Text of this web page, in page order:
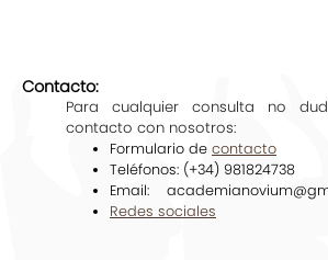
Contacto:
Para cualquier consulta no
contacto con nosotros:
Formulario de contacto
Teléfonos: (+34) 981824738
Email:
Redes sociales